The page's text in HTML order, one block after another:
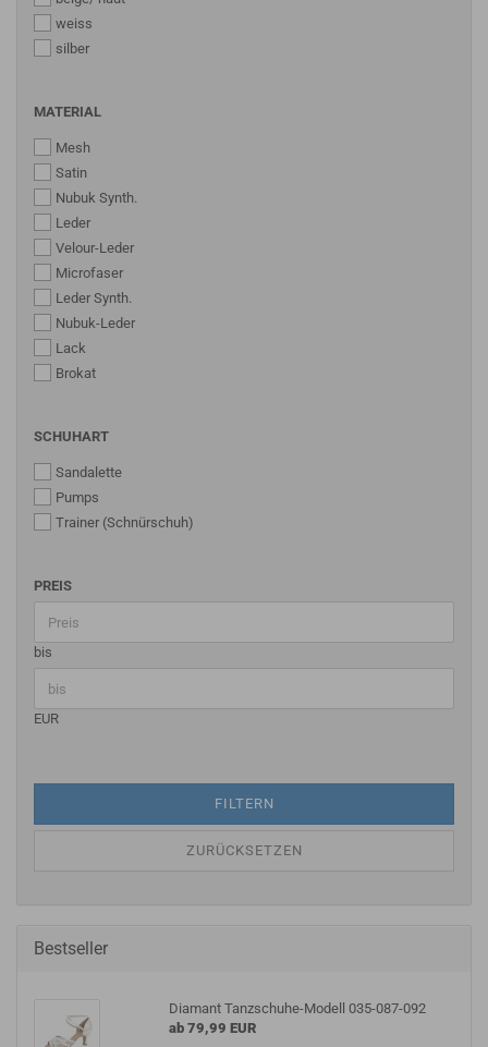
weiss
silber
MATERIAL
Mesh
Satin
Nubuk Synth.
Leder
Velour-Leder
Microfaser
Leder Synth.
Nubuk-Leder
Lack
Brokat
SCHUHART
Sandalette
Pumps
Trainer (Schnürschuh)
PREIS
bis
EUR
FILTERN
ZURÜCKSETZEN
Bestseller
Diamant Tanzschuhe-Modell 035-087-092
ab 79,99 EUR